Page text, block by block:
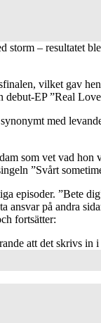
storm –
vilket gav
debut-EP ”Real
med
som vet vad
”Svårt
episoder. ”Bete
på andra
fortsätter:
att det skrivs